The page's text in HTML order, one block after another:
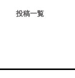
投稿一覧